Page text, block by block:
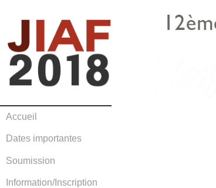
Accueil
Dates importantes
Soumission
Information/Inscription